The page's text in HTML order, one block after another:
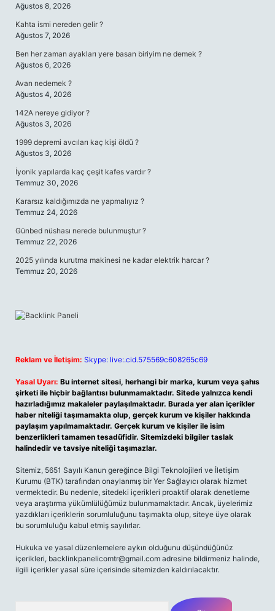
Ağustos 8, 2026
Kahta ismi nereden gelir ?
Ağustos 7, 2026
Ben her zaman ayakları yere basan biriyim ne demek ?
Ağustos 6, 2026
Avan nedemek ?
Ağustos 4, 2026
142A nereye gidiyor ?
Ağustos 3, 2026
1999 depremi avcıları kaç kişi öldü ?
Ağustos 3, 2026
İyonik yapılarda kaç çeşit kafes vardır ?
Temmuz 30, 2026
Kararsız kaldığımızda ne yapmalıyız ?
Temmuz 24, 2026
Günbed nüshası nerede bulunmuştur ?
Temmuz 22, 2026
2025 yılında kurutma makinesi ne kadar elektrik harcar ?
Temmuz 20, 2026
Reklam ve İletişim: Skype: live:.cid.575569c608265c69
Yasal Uyarı: Bu internet sitesi, herhangi bir marka, kurum veya şahıs
şirketi ile hiçbir bağlantısı bulunmamaktadır. Sitede yalnızca kendi
hazırladığımız makaleler paylaşılmaktadır. Burada yer alan içerikler
haber niteliği taşımamakta olup, gerçek kurum ve kişiler hakkında
paylaşım yapılmamaktadır. Gerçek kurum ve kişiler ile isim
benzerlikleri tamamen tesadüfidir. Sitemizdeki bilgiler taslak
halindedir ve tavsiye niteliği taşımazlar.
Sitemiz, 5651 Sayılı Kanun gereğince Bilgi Teknolojileri ve İletişim
Kurumu (BTK) tarafından onaylanmış bir Yer Sağlayıcı olarak hizmet
vermektedir. Bu nedenle, sitedeki içerikleri proaktif olarak denetleme
veya araştırma yükümlülüğümüz bulunmamaktadır. Ancak, üyelerimiz
yazdıkları içeriklerin sorumluluğunu taşımakta olup, siteye üye olarak
bu sorumluluğu kabul etmiş sayılırlar.
Hukuka ve yasal düzenlemelere aykırı olduğunu düşündüğünüz
içerikleri, backlinkpanelicomtr@gmail.com adresine bildirmeniz halinde,
ilgili içerikler yasal süre içerisinde sitemizden kaldırılacaktır.